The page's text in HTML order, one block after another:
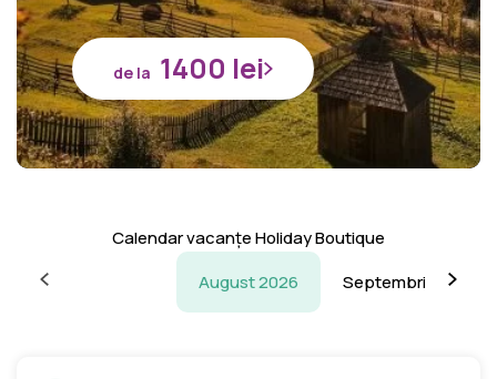
de la 1400 lei
Calendar vacanțe Holiday Boutique
August 2026
Septembrie 2026